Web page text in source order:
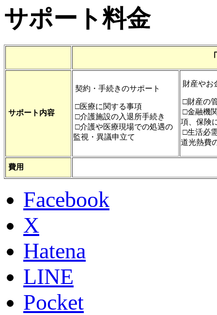
サポート料金
サポート内容
契約・手続きのサポート
□医療に関する事項
□介護施設の入退所手続き
□介護や医療現場での処遇の
監視・異議申立て
財産やお
□財産の
□金融機
項、保険
□生活必
道光熱費
費用
Facebook
X
Hatena
LINE
Pocket